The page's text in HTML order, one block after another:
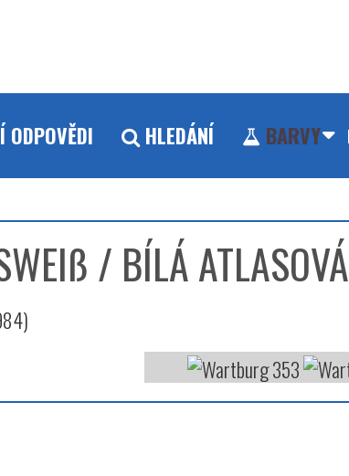
ODPOVĚDI HLEDÁNÍ BARVY
/ BÍLÁ ATLASOVÁ